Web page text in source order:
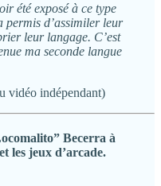
été exposé à ce type
permis d’assimiler leur
leur langage. C’est
ma seconde langue
vidéo indépendant)
Becerra à
les jeux d’arcade.